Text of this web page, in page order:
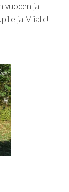
vuoden ja
ja Miialle!